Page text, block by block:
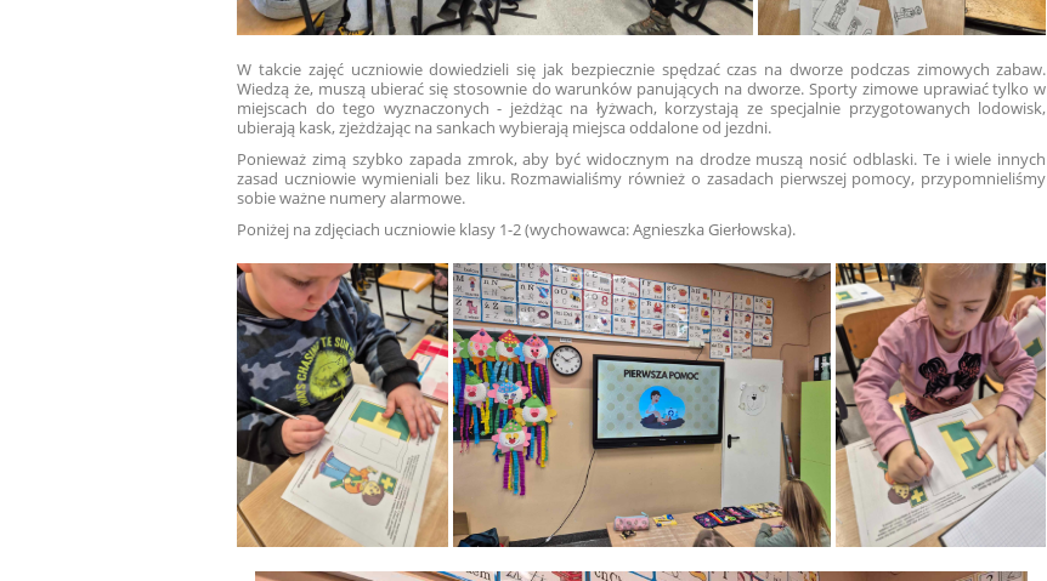
W takcie zajęć uczniowie dowiedzieli się jak bezpiecznie spędzać czas na dworze podczas zimowych zabaw.
Wiedzą że, muszą ubierać się stosownie do warunków panujących na dworze. Sporty zimowe uprawiać tylko w
miejscach do tego wyznaczonych - jeżdżąc na łyżwach, korzystają ze specjalnie przygotowanych lodowisk,
ubierają kask, zjeżdżając na sankach wybierają miejsca oddalone od jezdni.
Ponieważ zimą szybko zapada zmrok, aby być widocznym na drodze muszą nosić odblaski. Te i wiele innych
zasad uczniowie wymieniali bez liku. Rozmawialiśmy również o zasadach pierwszej pomocy, przypomnieliśmy
sobie ważne numery alarmowe.
Poniżej na zdjęciach uczniowie klasy 1-2 (wychowawca: Agnieszka Gierłowska).